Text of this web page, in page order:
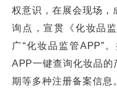
权意识，在展会现场，
询点，宣贯《化妆品
广“化妆品监管APP”
APP一键查询化妆品的
期等多种注册备案信息